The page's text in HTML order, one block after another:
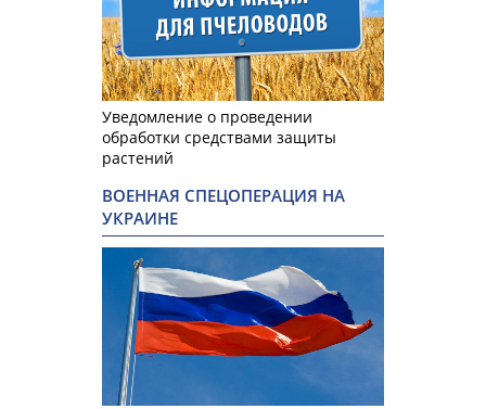
Уведомление о проведении
обработки средствами защиты
растений
ВОЕННАЯ СПЕЦОПЕРАЦИЯ НА
УКРАИНЕ